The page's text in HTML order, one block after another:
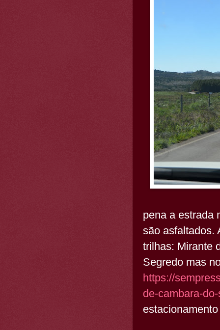
pena a estrada
são asfaltados.
trilhas: Mirante
Segredo mas
https://
de-cambara-
estacionamento